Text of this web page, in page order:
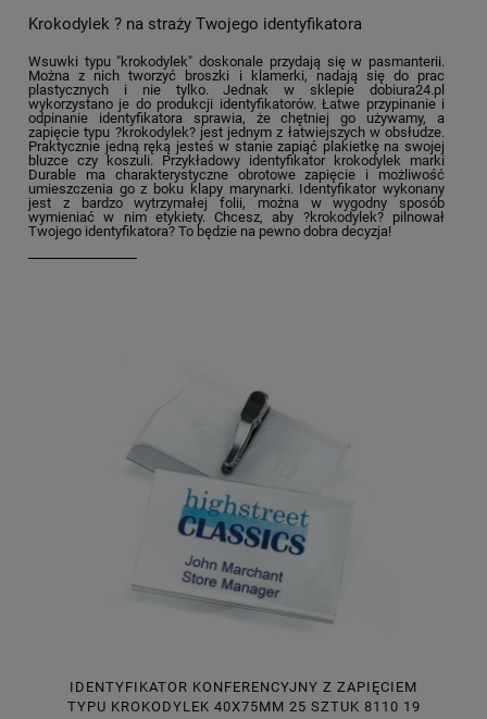
Krokodylek ? na straży Twojego identyfikatora
Wsuwki typu "krokodylek" doskonale przydają się w pasmanterii.
Można z nich tworzyć broszki i klamerki, nadają się do prac
plastycznych i nie tylko. Jednak w sklepie dobiura24.pl
wykorzystano je do produkcji identyfikatorów. Łatwe przypinanie i
odpinanie identyfikatora sprawia, że chętniej go używamy, a
zapięcie typu ?krokodylek? jest jednym z łatwiejszych w obsłudze.
Praktycznie jedną ręką jesteś w stanie zapiąć plakietkę na swojej
bluzce czy koszuli. Przykładowy identyfikator krokodylek marki
Durable ma charakterystyczne obrotowe zapięcie i możliwość
umieszczenia go z boku klapy marynarki. Identyfikator wykonany
jest z bardzo wytrzymałej folii, można w wygodny sposób
wymieniać w nim etykiety. Chcesz, aby ?krokodylek? pilnował
Twojego identyfikatora? To będzie na pewno dobra decyzja!
IDENTYFIKATOR KONFERENCYJNY Z ZAPIĘCIEM
TYPU KROKODYLEK 40X75MM 25 SZTUK 8110 19